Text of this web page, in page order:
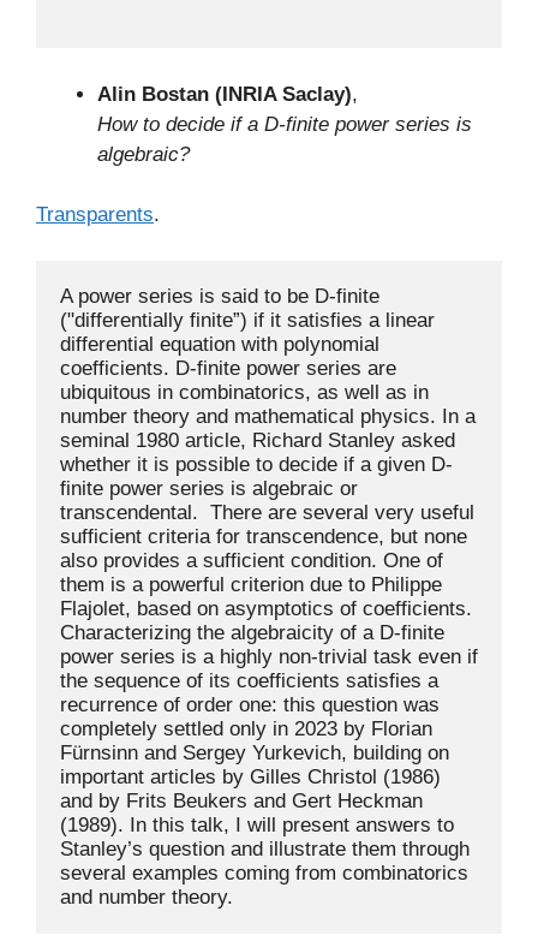
Alin Bostan (INRIA Saclay),
How to decide if a D-finite power series is
algebraic?
Transparents.
A power series is said to be D-finite
("differentially finite”) if it satisfies a linear
differential equation with polynomial
coefficients. D-finite power series are
ubiquitous in combinatorics, as well as in
number theory and mathematical physics. In a
seminal 1980 article, Richard Stanley asked
whether it is possible to decide if a given D-
finite power series is algebraic or
transcendental.  There are several very useful
sufficient criteria for transcendence, but none
also provides a sufficient condition. One of
them is a powerful criterion due to Philippe
Flajolet, based on asymptotics of coefficients.
Characterizing the algebraicity of a D-finite
power series is a highly non-trivial task even if
the sequence of its coefficients satisfies a
recurrence of order one: this question was
completely settled only in 2023 by Florian
Fürnsinn and Sergey Yurkevich, building on
important articles by Gilles Christol (1986)
and by Frits Beukers and Gert Heckman
(1989). In this talk, I will present answers to
Stanley’s question and illustrate them through
several examples coming from combinatorics